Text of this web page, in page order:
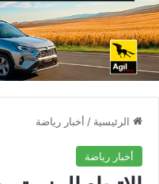
الرئيسية / أخبار رياضة
أخبار رياضة